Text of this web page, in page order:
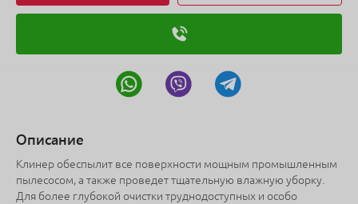
Описание
Клинер обеспылит все поверхности мощным промышленным
пылесосом, а также проведет тщательную влажную уборку.
Для более глубокой очистки труднодоступных и особо